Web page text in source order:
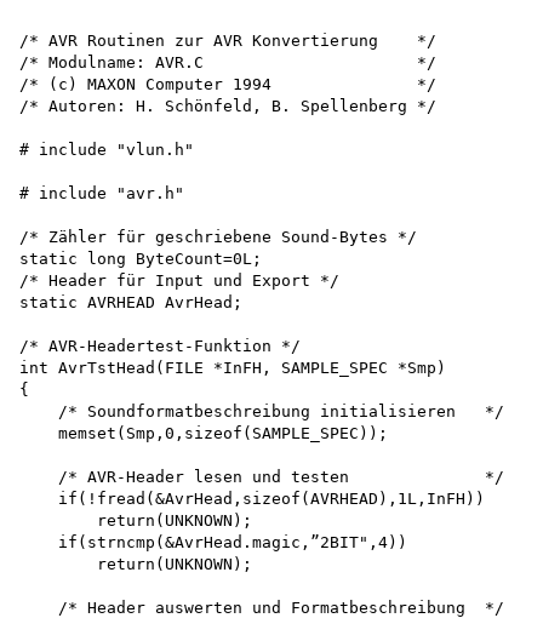
/* AVR Routinen zur AVR Konvertierung    */
/* Modulname: AVR.C                      */
/* (c) MAXON Computer 1994               */
/* Autoren: H. Schönfeld, B. Spellenberg */
# include "vlun.h"
# include "avr.h"
/* Zähler für geschriebene Sound-Bytes */
static long ByteCount=0L;
/* Header für Input und Export */
static AVRHEAD AvrHead;
/* AVR-Headertest-Funktion */
int AvrTstHead(FILE *InFH, SAMPLE_SPEC *Smp)
{
    /* Soundformatbeschreibung initialisieren   */
    memset(Smp,0,sizeof(SAMPLE_SPEC));
    /* AVR-Header lesen und testen              */
    if(!fread(&AvrHead,sizeof(AVRHEAD),1L,InFH))
        return(UNKNOWN);
    if(strncmp(&AvrHead.magic,”2BIT",4))
        return(UNKNOWN);
    /* Header auswerten und Formatbeschreibung  */